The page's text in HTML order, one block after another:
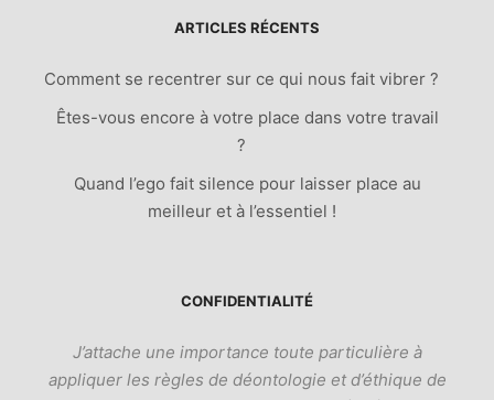
ARTICLES RÉCENTS
Comment se recentrer sur ce qui nous fait vibrer ?
Êtes-vous encore à votre place dans votre travail
?
Quand l’ego fait silence pour laisser place au
meilleur et à l’essentiel !
CONFIDENTIALITÉ
J’attache une importance toute particulière à
appliquer les règles de déontologie et d’éthique de